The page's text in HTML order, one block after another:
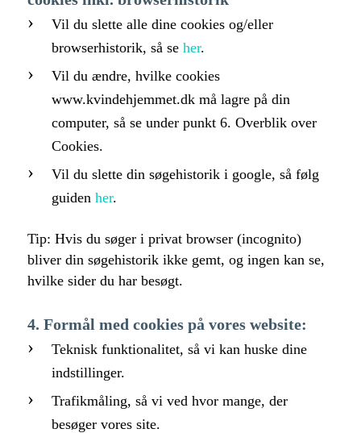
Vil du slette alle dine cookies og/eller
browserhistorik, så se her.
Vil du ændre, hvilke cookies
www.kvindehjemmet.dk må lagre på din
computer, så se under punkt 6. Overblik over
Cookies.
Vil du slette din søgehistorik i google, så følg
guiden her.
Tip: Hvis du søger i privat browser (incognito)
bliver din søgehistorik ikke gemt, og ingen kan se,
hvilke sider du har besøgt.
4. Formål med cookies på vores website:
Teknisk funktionalitet, så vi kan huske dine
indstillinger.
Trafikmåling, så vi ved hvor mange, der
besøger vores site.